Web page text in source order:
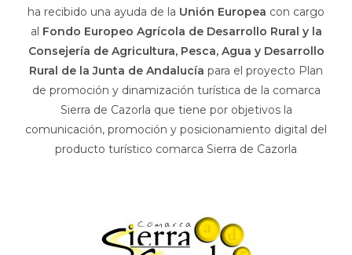
ha recibido una ayuda de la Unión Europea con cargo
al Fondo Europeo Agrícola de Desarrollo Rural y la
Consejería de Agricultura, Pesca, Agua y Desarrollo
Rural de la Junta de Andalucía para el proyecto Plan
de promoción y dinamización turística de la comarca
Sierra de Cazorla que tiene por objetivos la
comunicación, promoción y posicionamiento digital del
producto turístico comarca Sierra de Cazorla